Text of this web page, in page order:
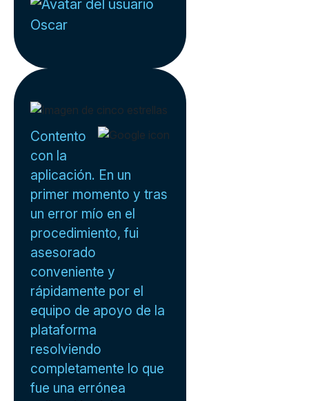
Oscar
Contento
con la
aplicación. En un
primer momento y tras
un error mío en el
procedimiento, fui
asesorado
conveniente y
rápidamente por el
equipo de apoyo de la
plataforma
resolviendo
completamente lo que
fue una errónea